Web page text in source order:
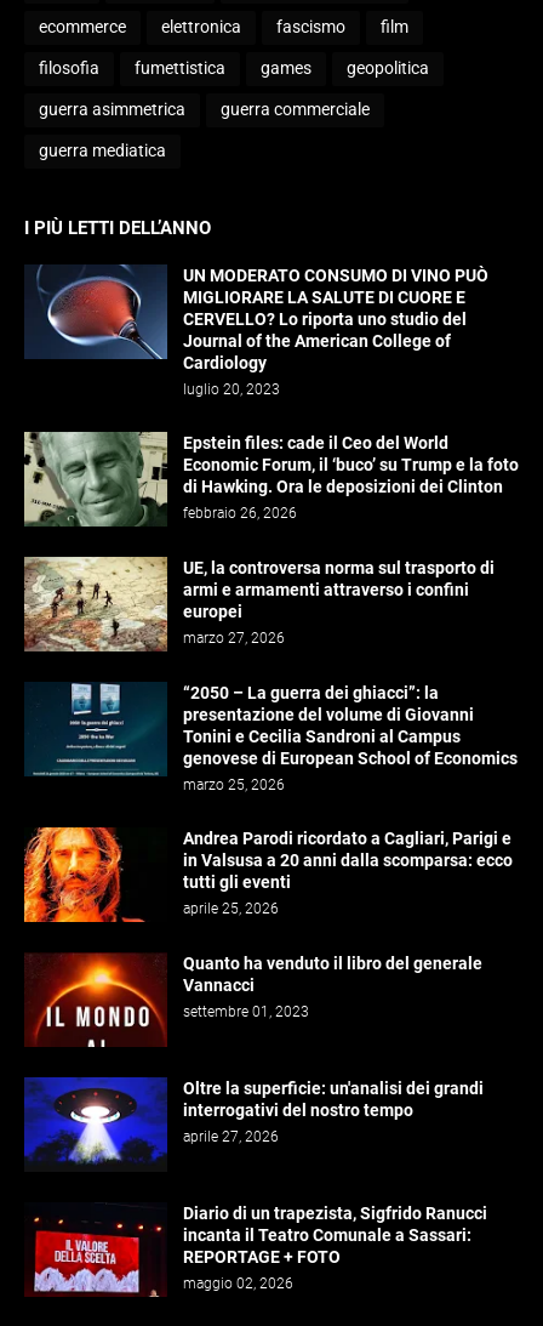
ecommerce elettronica fascismo film
filosofia fumettistica games geopolitica
guerra asimmetrica guerra commerciale
guerra mediatica
I PIÙ LETTI DELL’ANNO
UN MODERATO CONSUMO DI VINO PUÒ
MIGLIORARE LA SALUTE DI CUORE E
CERVELLO? Lo riporta uno studio del
Journal of the American College of
Cardiology
luglio 20, 2023
Epstein files: cade il Ceo del World
Economic Forum, il ‘buco’ su Trump e la foto
di Hawking. Ora le deposizioni dei Clinton
febbraio 26, 2026
UE, la controversa norma sul trasporto di
armi e armamenti attraverso i confini
europei
marzo 27, 2026
“2050 – La guerra dei ghiacci”: la
presentazione del volume di Giovanni
Tonini e Cecilia Sandroni al Campus
genovese di European School of Economics
marzo 25, 2026
Andrea Parodi ricordato a Cagliari, Parigi e
in Valsusa a 20 anni dalla scomparsa: ecco
tutti gli eventi
aprile 25, 2026
Quanto ha venduto il libro del generale
Vannacci
settembre 01, 2023
Oltre la superficie: un'analisi dei grandi
interrogativi del nostro tempo
aprile 27, 2026
Diario di un trapezista, Sigfrido Ranucci
incanta il Teatro Comunale a Sassari:
REPORTAGE + FOTO
maggio 02, 2026